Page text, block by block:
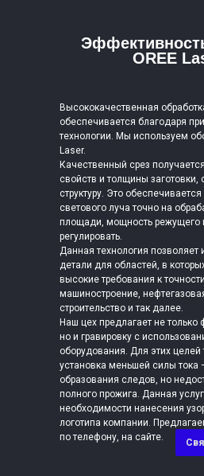
OREE
Высококачественная
обеспечивается благодаря
технологии. Мы используем
Laser.
Качественный срез
свойств и толщины заготовки,
структуру. Это
светового луча точно на
площади, мощность режущего
регулировать.
Данная технология позволяет
детали для областей, в
высокие требования к
машиностроение,
строительство и так далее.
Наш цех предлагает не только
но и гравировку с
оборудования. Для этих целей
установка меньшей силы тока
образования следов, но
полного прожига. Данная
необходимости нанесения
логотипа компании.
по телефону, на сайте.